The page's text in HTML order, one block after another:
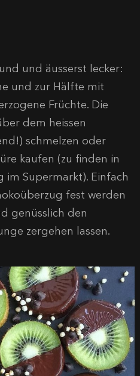
und äusserst lecker:
und zur Hälfte mit
Früchte. Die
dem heissen
schmelzen oder
kaufen (zu finden in
im Supermarkt). Einfach
fest werden
genüsslich den
zergehen lassen.